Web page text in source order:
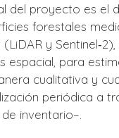
del proyecto es
forestales
y
espacial, para
cualitativa y
periódica a
inventario–.